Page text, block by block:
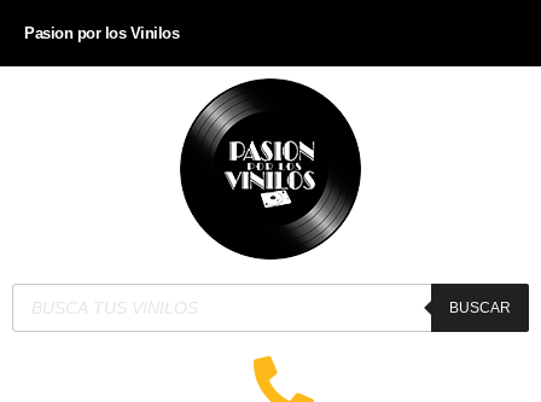
Pasion por los Vinilos
BUSCAR